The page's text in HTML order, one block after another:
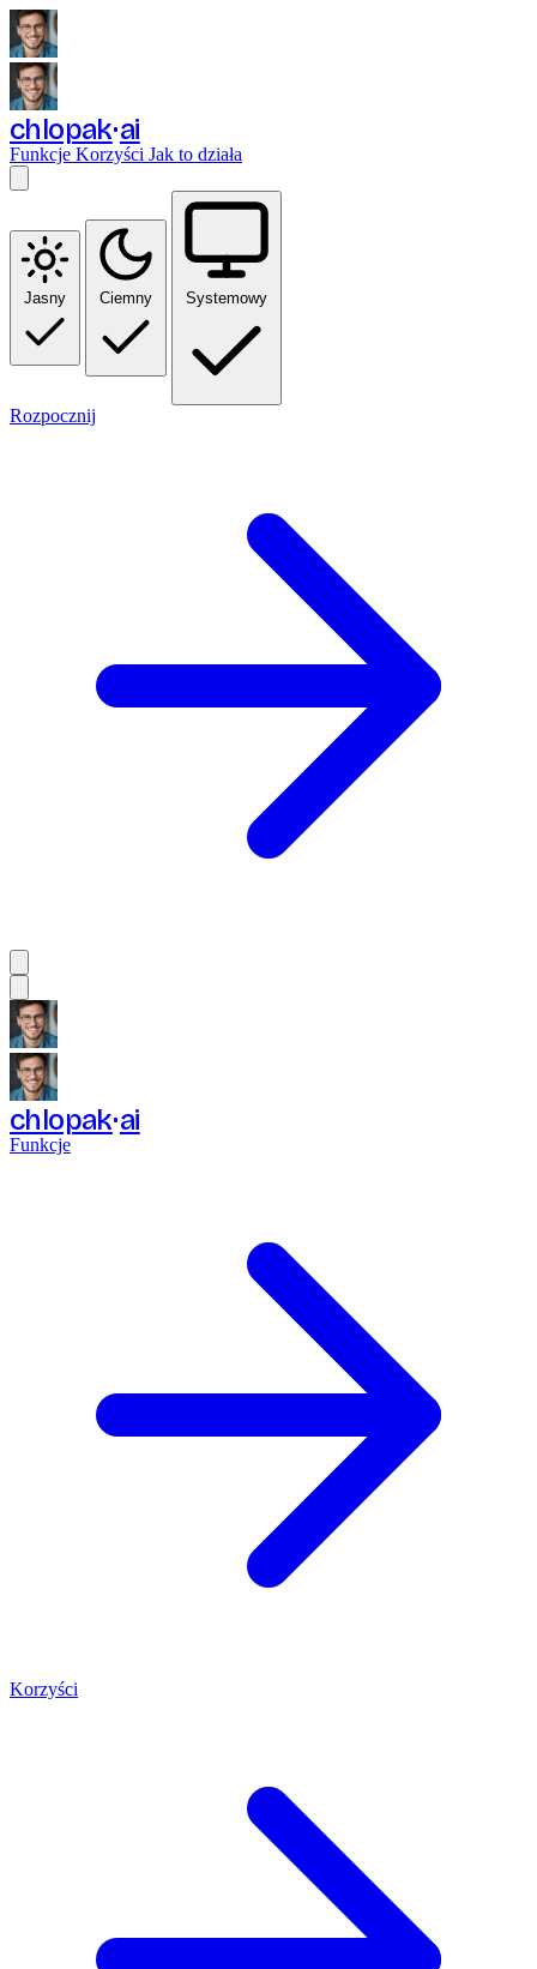
chlopak ai
Funkcje Korzyści Jak to działa
Jasny Ciemny Systemowy
Rozpocznij
chlopak ai
Funkcje
Korzyści